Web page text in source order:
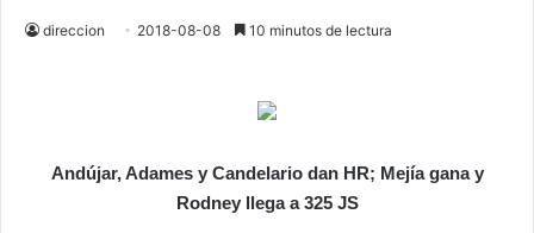
direccion 2018-08-08 10 minutos de lectura
Andújar, Adames y Candelario dan HR; Mejía gana y
Rodney llega a 325 JS